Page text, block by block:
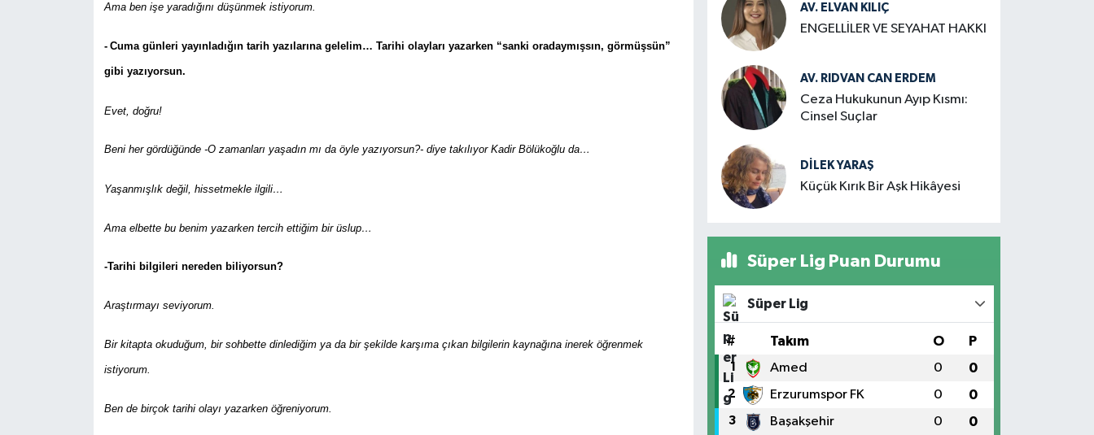
Ama ben işe yaradığını düşünmek istiyorum.
- Cuma günleri yayınladığın tarih yazılarına gelelim… Tarihi olayları yazarken “sanki oradaymışsın, görmüşsün”
gibi yazıyorsun.
Evet, doğru!
Beni her gördüğünde -O zamanları yaşadın mı da öyle yazıyorsun?- diye takılıyor Kadir Bölükoğlu da…
Yaşanmışlık değil, hissetmekle ilgili…
Ama elbette bu benim yazarken tercih ettiğim bir üslup…
-Tarihi bilgileri nereden biliyorsun?
Araştırmayı seviyorum.
Bir kitapta okuduğum, bir sohbette dinlediğim ya da bir şekilde karşıma çıkan bilgilerin kaynağına inerek öğrenmek
istiyorum.
Ben de birçok tarihi olayı yazarken öğreniyorum.
AV. ELVAN KILIÇ
ENGELLİLER VE SEYAHAT HAKKI
AV. RIDVAN CAN ERDEM
Ceza Hukukunun Ayıp Kısmı:
Cinsel Suçlar
DILEK YARAŞ
Küçük Kırık Bir Aşk Hikâyesi
Süper Lig Puan Durumu
Süper Lig
# Takım O P
1 Amed 0 0
2 Erzurumspor FK 0 0
3 Başakşehir 0 0